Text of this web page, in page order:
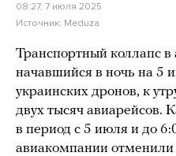
08:27, 7 июля 2025
Источник: Meduza
Транспортный коллапс в
начавшийся в ночь на 5
украинских дронов, к
двух тысяч авиарейсов.
в период с 5 июля и до
авиакомпании отменили